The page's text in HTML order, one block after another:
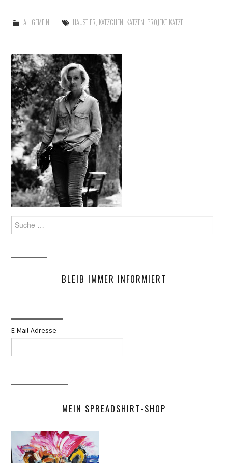
ALLGEMEIN HAUSTIER KÄTZCHEN KATZEN PROJEKT KATZE
nach:
BLEIB IMMER INFORMIERT
E-Mail-Adresse
MEIN SPREADSHIRT-SHOP